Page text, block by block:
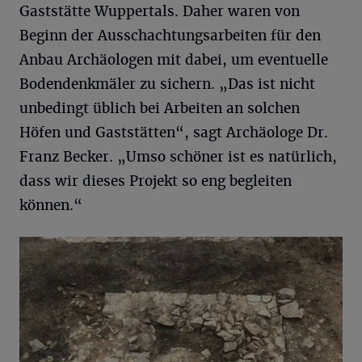
Gaststätte Wuppertals. Daher waren von
Beginn der Ausschachtungsarbeiten für den
Anbau Archäologen mit dabei, um eventuelle
Bodendenkmäler zu sichern. „Das ist nicht
unbedingt üblich bei Arbeiten an solchen
Höfen und Gaststätten“, sagt Archäologe Dr.
Franz Becker. „Umso schöner ist es natürlich,
dass wir dieses Projekt so eng begleiten
können.“